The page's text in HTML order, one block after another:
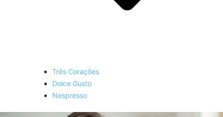
Três Corações
Dolce Gusto
Nespresso